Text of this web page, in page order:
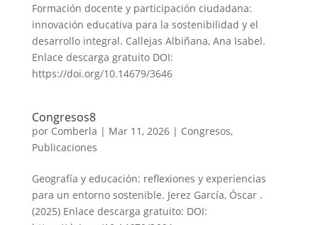
Formación docente y participación ciudadana:
innovación educativa para la sostenibilidad y el
desarrollo integral. Callejas Albiñana, Ana Isabel.
Enlace descarga gratuito DOI:
https://doi.org/10.14679/3646
Congresos8
por Comberla | Mar 11, 2026| Congresos,
Publicaciones
Geografía y educación: reflexiones y experiencias
para un entorno sostenible. Jerez García, Óscar .
(2025) Enlace descarga gratuito: DOI: